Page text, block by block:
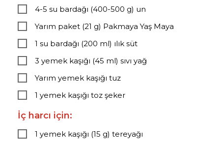
4-5 su bardağı (400-500 g) un
Yarım paket (21 g) Pakmaya Yaş Maya
1 su bardağı (200 ml) ılık süt
3 yemek kaşığı (45 ml) sıvı yağ
Yarım yemek kaşığı tuz
1 yemek kaşığı toz şeker
İç harcı için:
1 yemek kaşığı (15 g) tereyağı